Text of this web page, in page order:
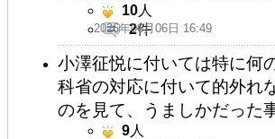
2026年06月06日 16:49
10人
2件
小澤征悦に付いては特に何
科省の対応に付いて的外れ
のを見て、うましかだった
9人